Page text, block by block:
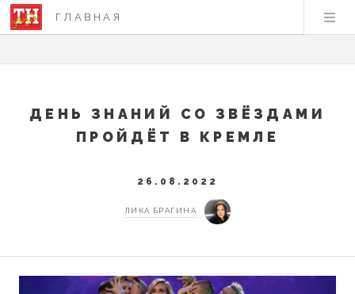
ГЛАВНАЯ
ДЕНЬ ЗНАНИЙ СО ЗВЁЗДАМИ
ПРОЙДЁТ В КРЕМЛЕ
26.08.2022
ЛИКА БРАГИНА